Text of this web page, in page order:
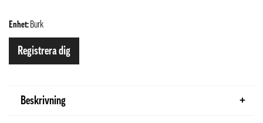
Enhet: Burk
Registrera dig
Beskrivning